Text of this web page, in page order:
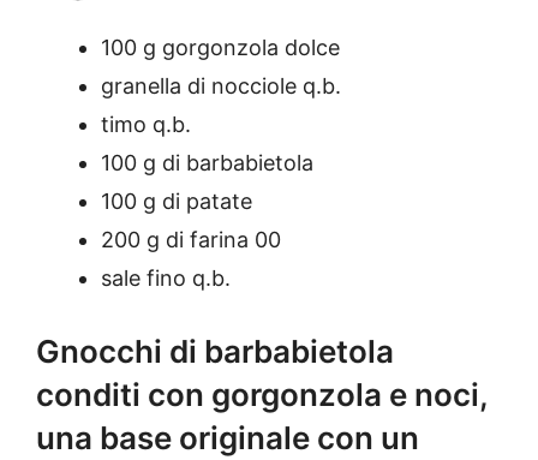
100 g gorgonzola dolce
granella di nocciole q.b.
timo q.b.
100 g di barbabietola
100 g di patate
200 g di farina 00
sale fino q.b.
Gnocchi di barbabietola
conditi con gorgonzola e noci,
una base originale con un